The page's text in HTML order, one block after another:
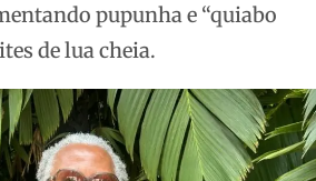
pupunha e “quiabo
de lua cheia.